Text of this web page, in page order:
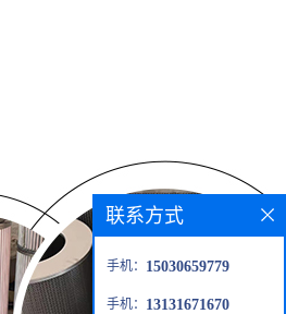
联系方式
手机： 15030659779
手机： 13131671670